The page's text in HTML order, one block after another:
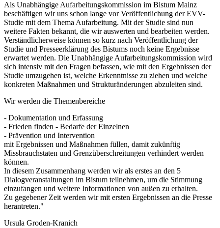
Als Unabhängige Aufarbeitungskommission im Bistum Mainz
beschäftigen wir uns schon lange vor Veröffentlichung der EVV-
Studie mit dem Thema Aufarbeitung. Mit der Studie sind nun
weitere Fakten bekannt, die wir auswerten und bearbeiten werden.
Verständlicherweise können so kurz nach Veröffentlichung der
Studie und Presseerklärung des Bistums noch keine Ergebnisse
erwartet werden. Die Unabhängige Aufarbeitungskommission wird
sich intensiv mit den Fragen befassen, wie mit den Ergebnissen der
Studie umzugehen ist, welche Erkenntnisse zu ziehen und welche
konkreten Maßnahmen und Strukturänderungen abzuleiten sind.
Wir werden die Themenbereiche
- Dokumentation und Erfassung
- Frieden finden - Bedarfe der Einzelnen
- Prävention und Intervention
mit Ergebnissen und Maßnahmen füllen, damit zukünftig
Missbrauchstaten und Grenzüberschreitungen verhindert werden
können.
In diesem Zusammenhang werden wir als erstes an den 5
Dialogveranstaltungen im Bistum teilnehmen, um die Stimmung
einzufangen und weitere Informationen von außen zu erhalten.
Zu gegebener Zeit werden wir mit ersten Ergebnissen an die Presse
herantreten."
Ursula Groden-Kranich